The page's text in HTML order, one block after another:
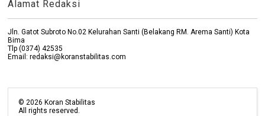
Alamat Redaksi
Jln. Gatot Subroto No.02 Kelurahan Santi (Belakang RM. Arema Santi) Kota
Bima
Tlp (0374) 42535
Email: redaksi@koranstabilitas.com
©2026 Koran Stabilitas
All rights reserved.